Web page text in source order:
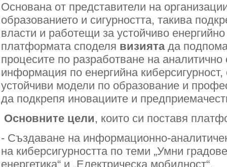
Основана от представители на
образованието и сигурността, такива
власти и работещи за устойчиво
платформата споделя визията да
процесите по разработване на
информация по енергийна
устойчиви модели по образование и
да подкрепя иновациите и
Основните цели, които си поставя
- Създаване на информационно-
на киберсигурността по теми „Умни
енергетика“ и „Електрическа мобилност“.